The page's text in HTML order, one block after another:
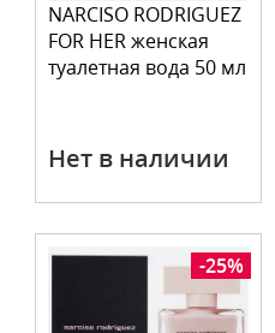
NARCISO RODRIGUEZ
FOR HER женская
туалетная вода 50 мл
Нет в наличии
-25%